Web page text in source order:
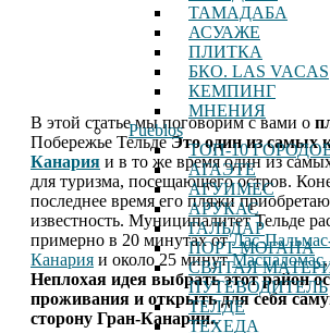
ТАМАДАБА
АСУАЖЕ
ПЛИТКА
БКО. LAS VACAS
КЕМПИНГ
МНЕНИЯ
Pueblos
ТОП-10
АГАЭТЕ
АГУИМЕС
АРУКАС
ГАЛЬДАР
ПОРТ МОГАНА
СВЯТАЯ
ПУТЕВОДИТЕЛЬ
ТЕЛДЕ
ТЕХЕДА
В этой статье мы поговорим с вами о
Побережье ТельдеЭто один из самых
Канария и в то же время один из
для туризма, посещающего остров.
последнее время его пляжи
известность. Муниципалитет Тельде
примерно в 20 минутах отЛас-
Канария и около 25 минутМаспаломас
Неплохая идея выбрать этот район
проживания и открыть для себя
сторону Гран-Канарии..